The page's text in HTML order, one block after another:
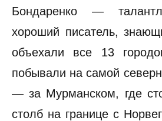
Бондаренко —
хороший писатель,
объехали все 13
побывали на самой
— за Мурманском, где
столб на границе с